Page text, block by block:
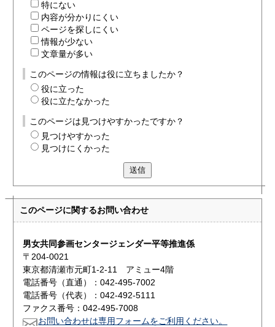
特にない
内容が分かりにくい
ページを探しにくい
情報が少ない
文章量が多い
このページの情報は役に立ちましたか？
役に立った
役に立たなかった
このページは見つけやすかったですか？
見つけやすかった
見つけにくかった
送信
このページに関するお問い合わせ
男女共同参画センタージェンダー平等推進係
〒204-0021
東京都清瀬市元町1-2-11 アミュー4階
電話番号（直通）：042-495-7002
電話番号（代表）：042-492-5111
ファクス番号：042-495-7008
お問い合わせは専用フォームをご利用ください。